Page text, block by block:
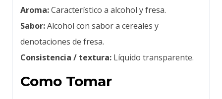
Aroma:Característico a alcohol y fresa.
Sabor:Alcohol con sabor a cereales y
denotaciones de fresa.
Consistencia / textura: Líquido transparente.
Como Tomar